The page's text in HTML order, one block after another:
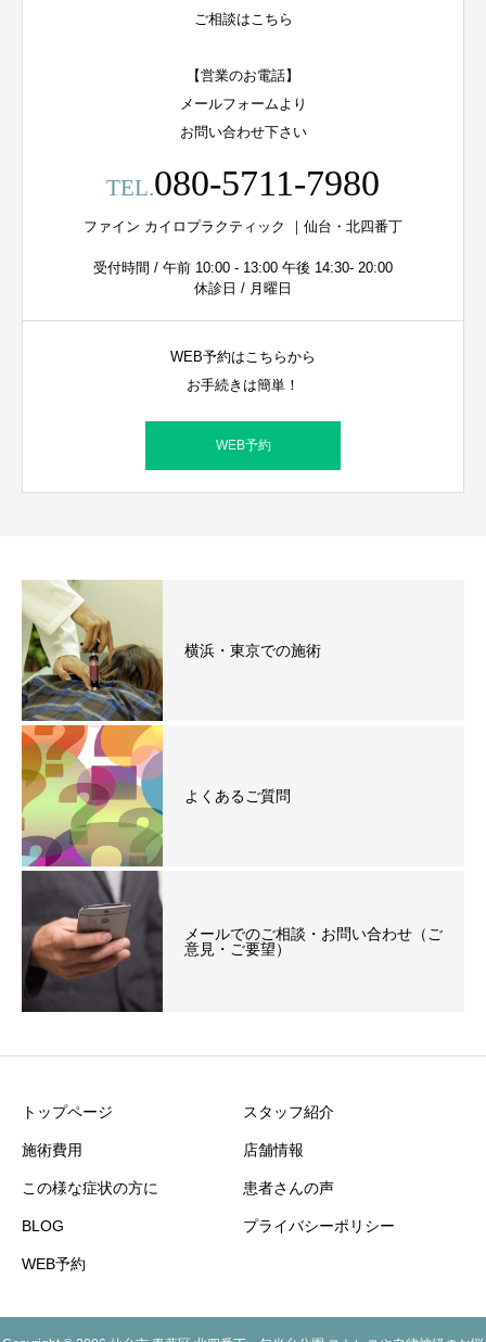
ご相談はこちら
【営業のお電話】
メールフォームより
お問い合わせ下さい
TEL.080-5711-7980
ファイン カイロプラクティック ｜仙台・北四番丁
受付時間 / 午前 10:00 - 13:00 午後 14:30- 20:00
休診日 / 月曜日
WEB予約はこちらから
お手続きは簡単！
WEB予約
横浜・東京での施術
よくあるご質問
メールでのご相談・お問い合わせ（ご
意見・ご要望）
トップページ スタッフ紹介
施術費用 店舗情報
この様な症状の方に 患者さんの声
BLOG プライバシーポリシー
WEB予約